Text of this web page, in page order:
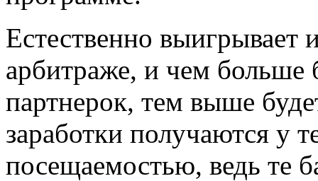
Естественно выигрывает
арбитраже, и чем больше
партнерок, тем выше
заработки получаются у
посещаемостью, ведь те